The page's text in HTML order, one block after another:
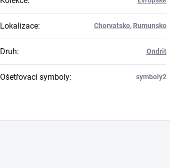
Lokalizace: Chorvatsko, Rumunsko
Druh: Ondrit
Ošetřovací symboly: symboly2